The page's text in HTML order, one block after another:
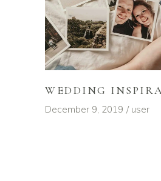
WEDDING
December 9, 2019 user